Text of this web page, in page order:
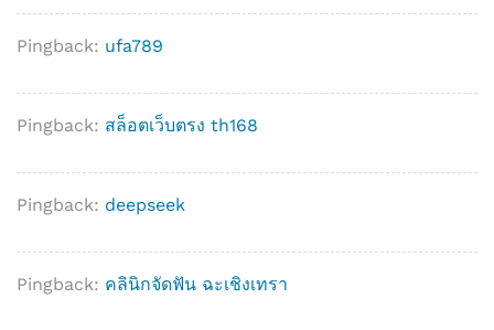
Pingback: ufa789
Pingback: สล็อตเว็บตรง th168
Pingback: deepseek
Pingback: คลินิกจัดฟัน ฉะเชิงเทรา